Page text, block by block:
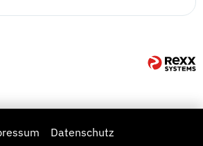
Datenschutz